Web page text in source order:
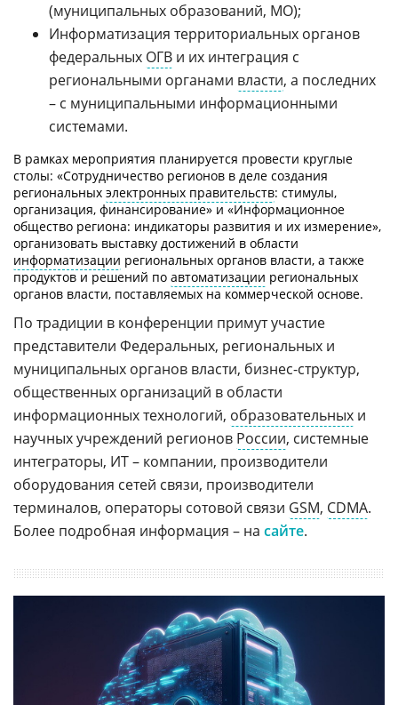
(муниципальных образований, МО);
Информатизация территориальных органов
федеральных ОГВ и их интеграция с
региональными органами власти, а последних
– с муниципальными информационными
системами.
В рамках мероприятия планируется провести круглые
столы: «Сотрудничество регионов в деле создания
региональных электронных правительств: стимулы,
организация, финансирование» и «Информационное
общество региона: индикаторы развития и их измерение»,
организовать выставку достижений в области
информатизации региональных органов власти, а также
продуктов и решений по автоматизации региональных
органов власти, поставляемых на коммерческой основе.
По традиции в конференции примут участие
представители Федеральных, региональных и
муниципальных органов власти, бизнес-структур,
общественных организаций в области
информационных технологий, образовательных и
научных учреждений регионов России, системные
интеграторы, ИТ – компании, производители
оборудования сетей связи, производители
терминалов, операторы сотовой связи GSM, CDMA.
Более подробная информация – на сайте.